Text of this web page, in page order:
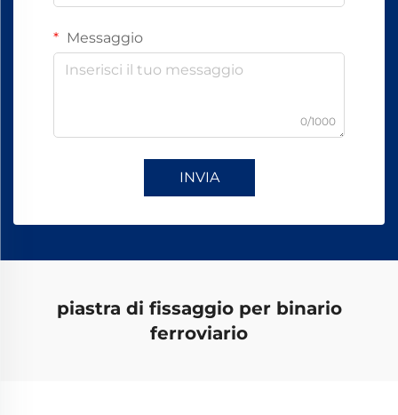
Messaggio
0/1000
INVIA
piastra di fissaggio per binario
ferroviario